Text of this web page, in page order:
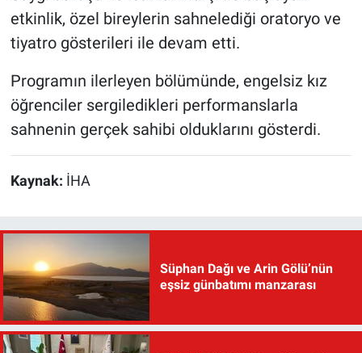
etkinlik, özel bireylerin sahnelediği oratoryo ve
tiyatro gösterileri ile devam etti.
Programın ilerleyen bölümünde, engelsiz kız
öğrenciler sergiledikleri performanslarla
sahnenin gerçek sahibi olduklarını gösterdi.
Kaynak: İHA
Süphan Dağı ve Arin Gölü’nün
eşsiz günbatımı manzarası